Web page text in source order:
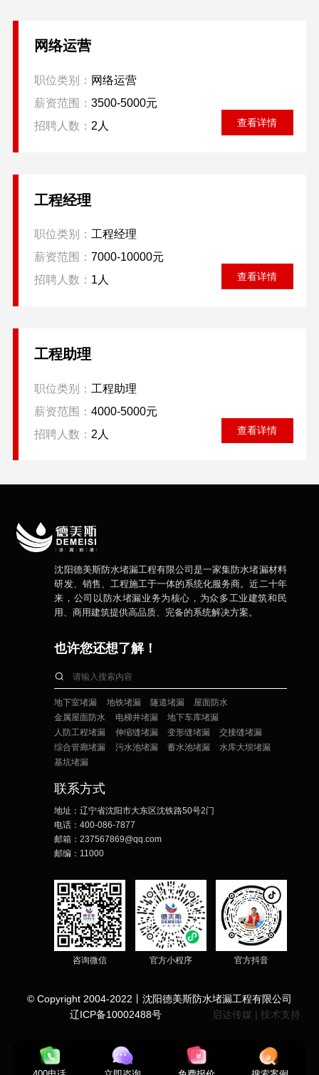
网络运营
职位类别： 网络运营
薪资范围： 3500-5000元
招聘人数： 2人 查看详情
工程经理
职位类别： 工程经理
薪资范围： 7000-10000元
招聘人数： 1人 查看详情
工程助理
职位类别： 工程助理
薪资范围： 4000-5000元
招聘人数： 2人 查看详情
沈阳德美斯防水堵漏工程有限公司是一家集防水堵漏材料
研发、销售、工程施工于一体的系统化服务商。近二十年
来，公司以防水堵漏业务为核心，为众多工业建筑和民
用、商用建筑提供高品质、完备的系统解决方案。
也许您还想了解！
地下室堵漏 地铁堵漏 隧道堵漏
屋面防水
金属屋面防水
电梯井堵漏
地下车库堵漏
人防工程堵漏
伸缩缝堵漏 变形缝堵漏
交接缝堵漏
综合管廊堵漏
污水池堵漏 蓄水池堵漏
水库大坝堵漏
基坑堵漏
联系方式
地址：辽宁省沈阳市大东区沈铁路50号2门
电话：400-086-7877
邮箱：237567869@qq.com
邮编： 11000
咨询微信 官方小程序 官方抖音
© Copyright 2004-2022丨沈阳德美斯防水堵漏工程有限公司
辽ICP备10002488号
启达传媒 | 技术支持